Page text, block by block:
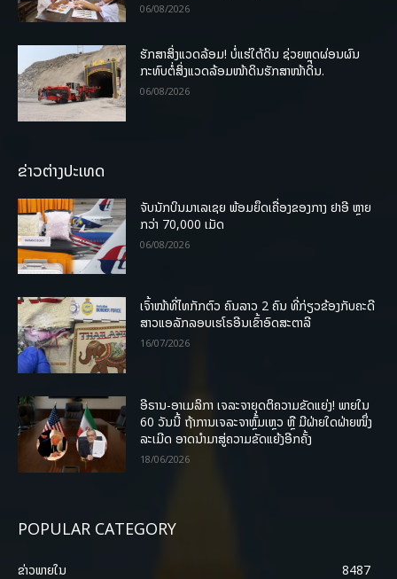
06/08/2026
ຮັກສາສິ່ງແວດລ້ອມ! ບໍ່ແຮ່ໃຕ້ດິນ ຊ່ວຍຫຼຸດຜ່ອນຜົນ
ກະທົບຕໍ່ສິ່ງແວດລ້ອມໜ້າດິນຮັກສາໜ້າດິນ.
06/08/2026
ຂ່າວຕ່າງປະເທດ
ຈັບນັກບິນມາເລເຊຍ ພ້ອມຍຶດເຄື່ອງຂອງກາງ ຢາອີ ຫຼາຍ
ກວ່າ 70,000 ເມັດ
06/08/2026
ເຈົ້າໜ້າທີ່ໄທກັກຕົວ ຄົນລາວ 2 ຄົນ ທີ່ກ່ຽວຂ້ອງກັບຄະດີ
ສາວແອລັກລອບເຮໂຣອີນເຂົ້າອົດສະຕາລີ
16/07/2026
ອີຣານ-ອາເມລິກາ ເຈລະຈາຍຸດຕິຄວາມຂັດແຍ່ງ! ພາຍໃນ
60 ວັນນີ້ ຖ້າການເຈລະຈາຫຼົ້ມເຫຼວ ຫຼື ມີຝ່າຍໃດຝ່າຍໜຶ່ງ
ລະເມີດ ອາດນໍາມາສູ່ຄວາມຂັດແຍ້ງອີກຄັ້ງ
18/06/2026
POPULAR CATEGORY
ຂ່າວພາຍ​ໃນ
8487